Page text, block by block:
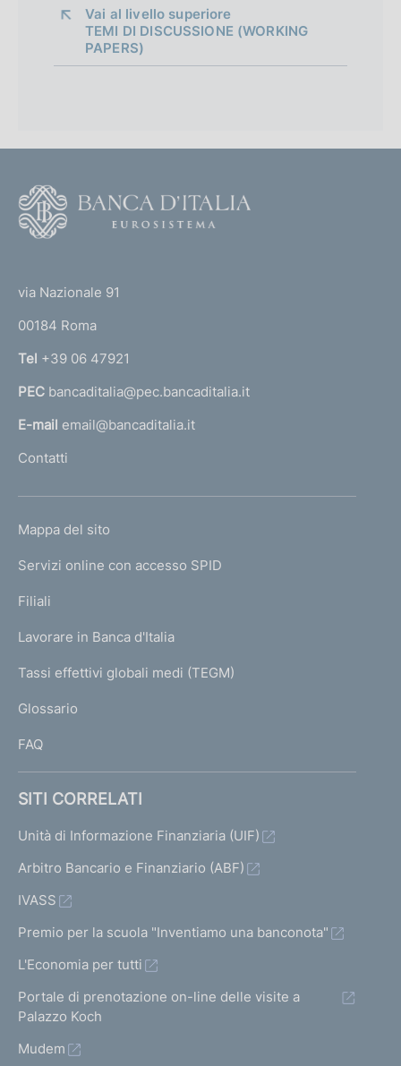
n
d
m
e
n
t
o
Vai al livello superiore
TEMI DI DISCUSSIONE (WORKING
PAPERS)
r
n
a
l
'
m
e
a
g
via Nazionale 91
00184 Roma
Tel +39 06 47921
PEC bancaditalia@pec.bancaditalia.it
E-mail email@bancaditalia.it
Contatti
L
N
K
T
I
I
Mappa del sito
Servizi online con accesso SPID
Filiali
Lavorare in Banca d'Italia
Tassi effettivi globali medi (TEGM)
Glossario
FAQ
SITI CORRELATI
Unità di Informazione Finanziaria (UIF)
Arbitro Bancario e Finanziario (ABF)
IVASS
Premio per la scuola "Inventiamo una banconota"
L'Economia per tutti
Portale di prenotazione on-line delle visite a
Palazzo Koch
Mudem